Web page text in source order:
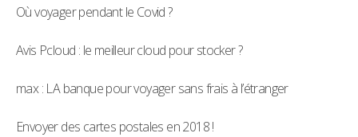
Où voyager pendant le Covid ?
Avis Pcloud : le meilleur cloud pour stocker ?
max : LA banque pour voyager sans frais à l’étranger
Envoyer des cartes postales en 2018 !